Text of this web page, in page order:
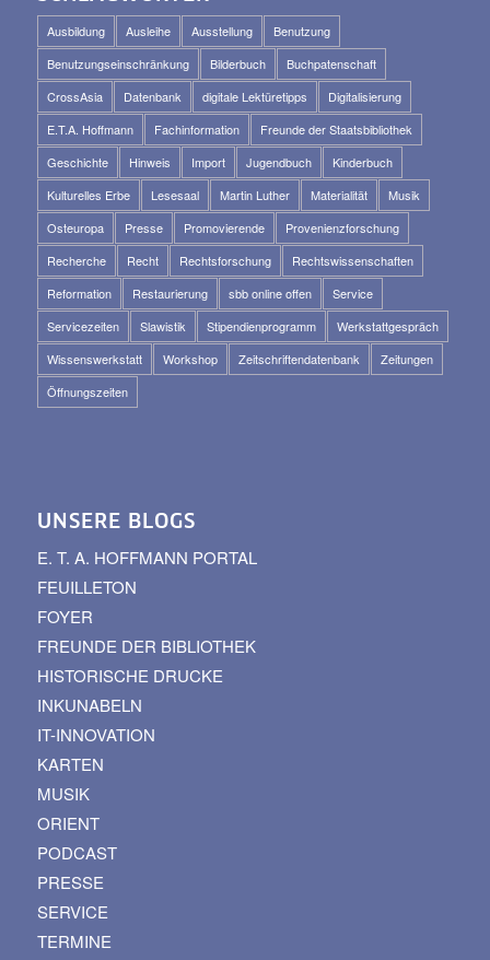
Ausbildung Ausleihe Ausstellung
Benutzung
Benutzungseinschränkung
Bilderbuch
Buchpatenschaft
CrossAsia
Datenbank digitale Lektüretipps
Digitalisierung
E.T.A. Hoffmann
Fachinformation
Freunde der Staatsbibliothek
Geschichte
Hinweis Import Jugendbuch
Kinderbuch
Kulturelles Erbe
Lesesaal Martin Luther Materialität
Musik
Osteuropa
Presse Promovierende
Provenienzforschung
Recherche
Recht Rechtsforschung
Rechtswissenschaften
Reformation
Restaurierung sbb online offen
Service
Servicezeiten
Slawistik Stipendienprogramm
Werkstattgespräch
Wissenswerkstatt
Workshop Zeitschriftendatenbank
Zeitungen
Öffnungszeiten
UNSERE BLOGS
E. T. A. HOFFMANN PORTAL
FEUILLETON
FOYER
FREUNDE DER BIBLIOTHEK
HISTORISCHE DRUCKE
INKUNABELN
IT-INNOVATION
KARTEN
MUSIK
ORIENT
PODCAST
PRESSE
SERVICE
TERMINE